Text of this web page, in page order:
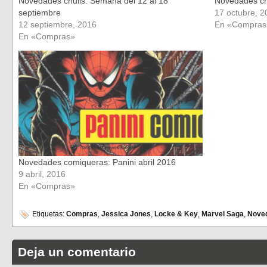
septiembre
12 septiembre, 2016
En «Compras»
17 octubre,
En
Novedades comiqueras: Panini abril 2016
9 abril, 2016
En «Compras»
Etiquetas: Compras, Jessica Jones, Locke & Key, Marvel Saga,
Deja un comentario